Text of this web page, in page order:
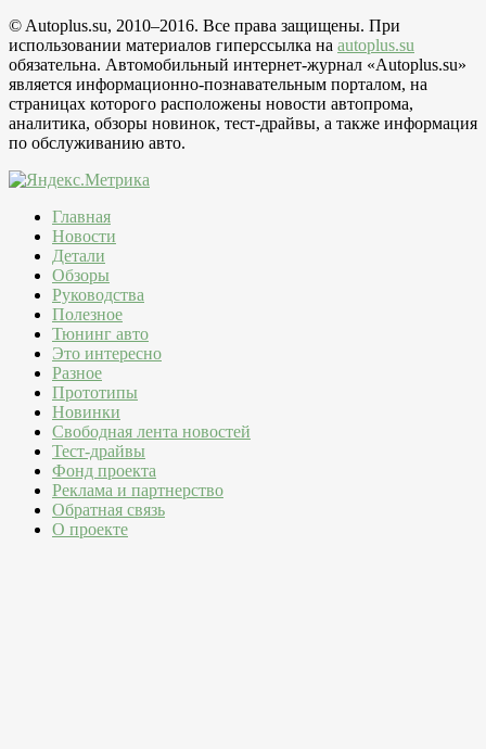
© Autoplus.su, 2010–2016. Все права защищены. При
использовании материалов гиперссылка на autoplus.su
обязательна. Автомобильный интернет-журнал «Autoplus.su»
является информационно-познавательным порталом, на
страницах которого расположены новости автопрома,
аналитика, обзоры новинок, тест-драйвы, а также информация
по обслуживанию авто.
Главная
Новости
Детали
Обзоры
Руководства
Полезное
Тюнинг авто
Это интересно
Разное
Прототипы
Новинки
Свободная лента новостей
Тест-драйвы
Фонд проекта
Реклама и партнерство
Обратная связь
О проекте